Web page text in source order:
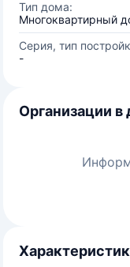
Тип дома:
Многоквартирный
Серия, тип
-
Организации в